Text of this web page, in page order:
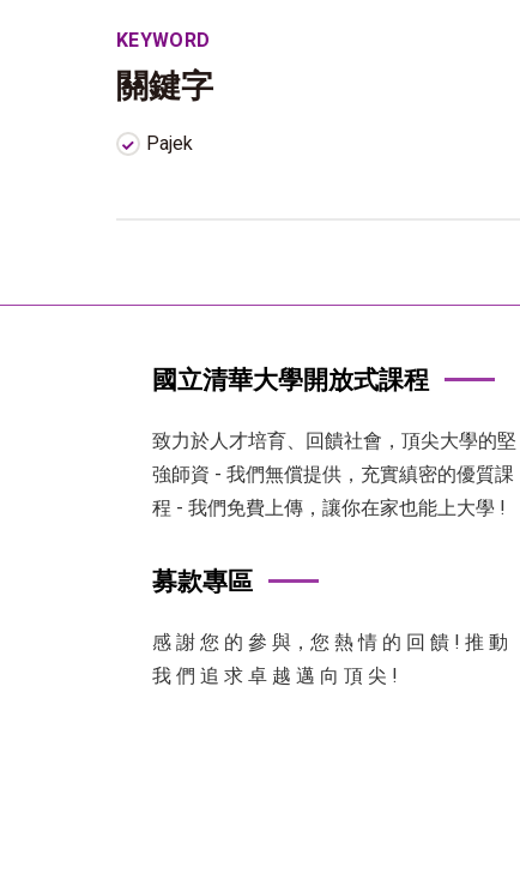
KEYWORD
關鍵字
Pajek
國立清華大學開放式課程
致力於人才培育、回饋社會，頂尖大學的堅
強師資 - 我們無償提供，充實縝密的優質課
程 - 我們免費上傳，讓你在家也能上大學 !
募款專區
感 謝 您 的 參 與，您 熱 情 的 回 饋 ! 推 動
我 們 追 求 卓 越 邁 向 頂 尖 !